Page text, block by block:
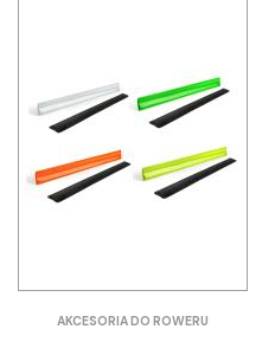
AKCESORIA DO ROWERU